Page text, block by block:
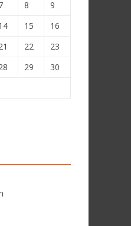
8
9
15
16
22
23
29
30